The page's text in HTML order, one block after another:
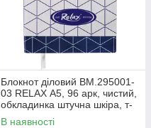
Блокнот діловий BM.295001-
03 RELAX А5, 96 арк, чистий,
обкладинка штучна шкіра, т-
синій (50)
В наявності